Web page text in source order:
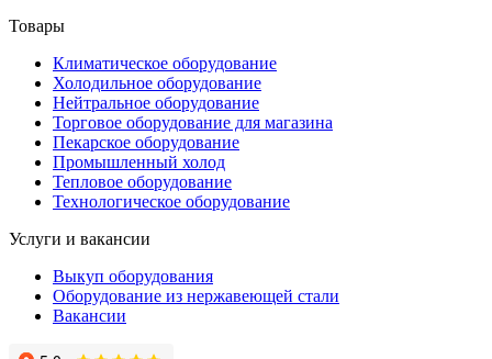
Товары
Климатическое оборудование
Холодильное оборудование
Нейтральное оборудование
Торговое оборудование для магазина
Пекарское оборудование
Промышленный холод
Тепловое оборудование
Технологическое оборудование
Услуги и вакансии
Выкуп оборудования
Оборудование из нержавеющей стали
Вакансии